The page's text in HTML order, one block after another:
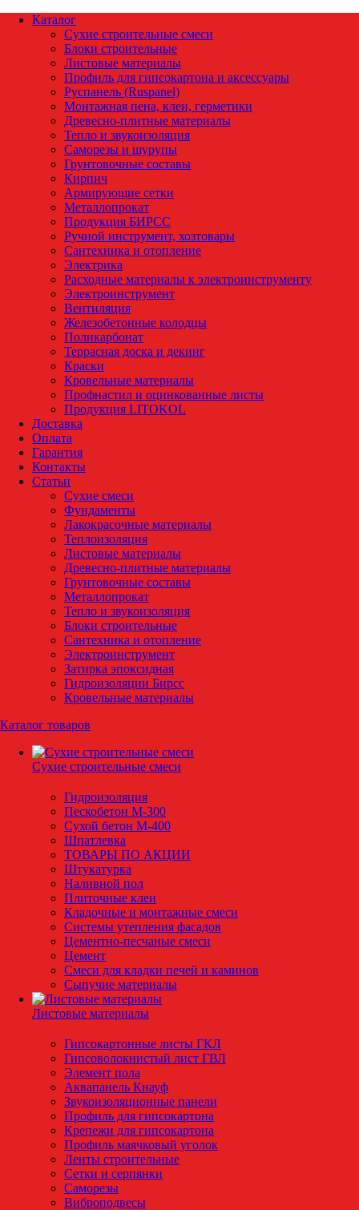
Каталог
Сухие строительные смеси
Блоки строительные
Листовые материалы
Профиль для гипсокартона и аксессуары
Руспанель (Ruspanel)
Монтажная пена, клеи, герметики
Древесно-плитные материалы
Тепло и звукоизоляция
Саморезы и шурупы
Грунтовочные составы
Кирпич
Армирующие сетки
Металлопрокат
Продукция БИРСС
Ручной инструмент, хозтовары
Сантехника и отопление
Электрика
Расходные материалы к электроинструменту
Электроинструмент
Вентиляция
Железобетонные колодцы
Поликарбонат
Террасная доска и декинг
Краски
Кровельные материалы
Профнастил и оцинкованные листы
Продукция LITOKOL
Доставка
Оплата
Гарантия
Контакты
Статьи
Сухие смеси
Фундаменты
Лакокрасочные материалы
Теплоизоляция
Листовые материалы
Древесно-плитные материалы
Грунтовочные составы
Металлопрокат
Тепло и звукоизоляция
Блоки строительные
Сантехника и отопление
Электроинструмент
Затирка эпоксидная
Гидроизоляции Бирсс
Кровельные материалы
Каталог товаров
Сухие строительные смеси
Гидроизоляция
Пескобетон М-300
Сухой бетон М-400
Шпатлевка
ТОВАРЫ ПО АКЦИИ
Штукатурка
Наливной пол
Плиточные клеи
Кладочные и монтажные смеси
Системы утепления фасадов
Цементно-песчаные смеси
Цемент
Смеси для кладки печей и каминов
Сыпучие материалы
Листовые материалы
Гипсокартонные листы ГКЛ
Гипсоволокнистый лист ГВЛ
Элемент пола
Аквапанель Кнауф
Звукоизоляционные панели
Профиль для гипсокартона
Крепежи для гипсокартона
Профиль маячковый уголок
Ленты строительные
Сетки и серпянки
Саморезы
Виброподвесы